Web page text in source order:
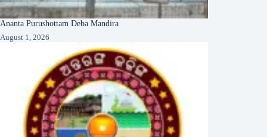
Ananta Purushottam Deba Mandira
August 1, 2026